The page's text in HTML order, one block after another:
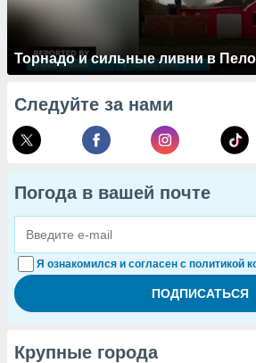
Торнадо и сильные ливни в
Следуйте за нами
Погода в вашей почте
Я ознакомился и согласен с политикой
Крупные города